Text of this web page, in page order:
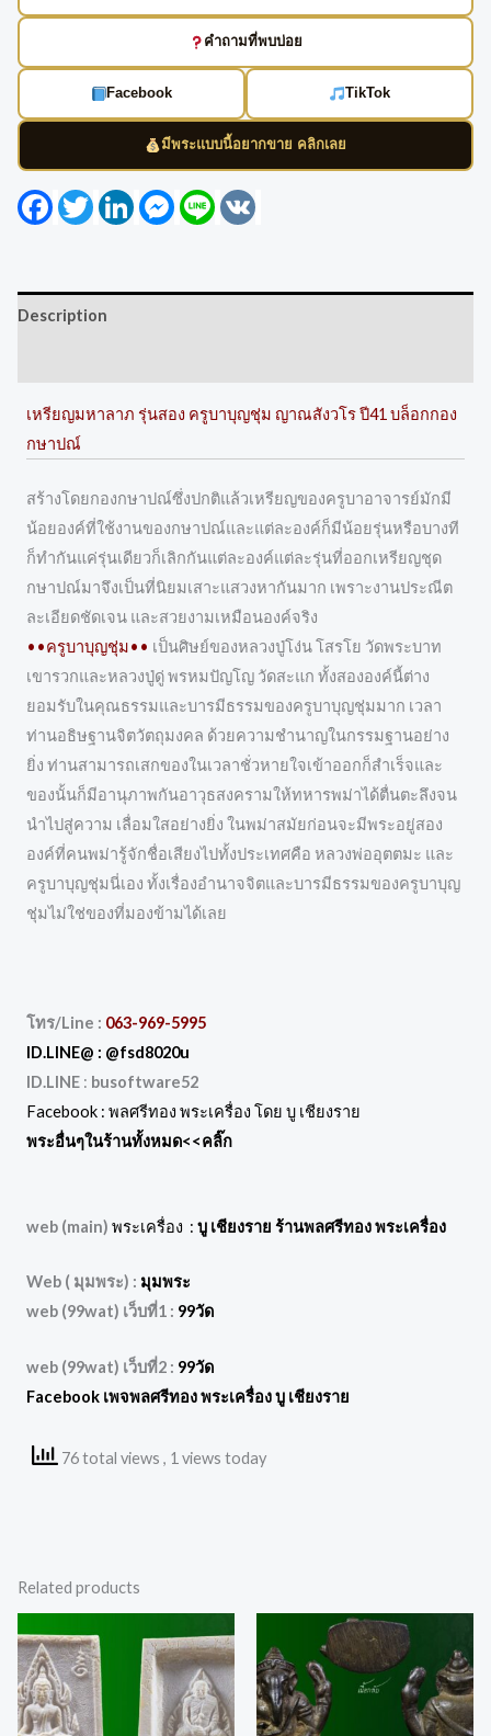
คำถามที่พบบ่อย
Facebook TikTok
มีพระแบบนี้อยากขาย คลิกเลย
FacebookTwitterLinkedInMessenger
Line
Description
เหรียญมหาลาภ รุ่นสอง ครูบาบุญชุ่ม ญาณสังวโร ปี41 บล็อกกอง
กษาปณ์
สร้างโดยกองกษาปณ์ซึ่งปกติแล้วเหรียญของครูบาอาจารย์มักมี
น้อยองค์ที่ใช้งานของกษาปณ์และแต่ละองค์ก็มีน้อยรุ่นหรือบางที
ก็ทำกันแค่รุ่นเดียวก็เลิกกันแต่ละองค์แต่ละรุ่นที่ออกเหรียญชุด
กษาปณ์มาจึงเป็นที่นิยมเสาะแสวงหากันมาก เพราะงานประณีต
ละเอียดชัดเจน และสวยงามเหมือนองค์จริง
••ครูบาบุญชุ่ม•• เป็นศิษย์ของหลวงปู่โง่น โสรโย วัดพระบาท
เขารวกและหลวงปู่ดู่ พรหมปัญโญ วัดสะแก ทั้งสององค์นี้ต่าง
ยอมรับในคุณธรรมและบารมีธรรมของครูบาบุญชุ่มมาก เวลา
ท่านอธิษฐานจิตวัตถุมงคล ด้วยความชำนาญในกรรมฐานอย่าง
ยิ่ง ท่านสามารถเสกของในเวลาชั่วหายใจเข้าออกก็สำเร็จและ
ของนั้นก็มีอานุภาพกันอาวุธสงครามให้ทหารพม่าได้ตื่นตะลึงจน
นำไปสู่ความ เลื่อมใสอย่างยิ่ง ในพม่าสมัยก่อนจะมีพระอยู่สอง
องค์ที่คนพม่ารู้จักชื่อเสียงไปทั้งประเทศคือ หลวงพ่ออุตตมะ และ
ครูบาบุญชุ่มนี่เอง ทั้งเรื่องอำนาจจิตและบารมีธรรมของครูบาบุญ
ชุ่มไม่ใช่ของที่มองข้ามได้เลย
โทร/Line : 063-969-5995
ID.LINE@ : @fsd8020u
ID.LINE : busoftware52
Facebook : พลศรีทอง พระเครื่อง โดย บู เชียงราย
พระอื่นๆในร้านทั้งหมด<<คลิ๊ก
web (main) พระเครื่อง : บู เชียงราย ร้านพลศรีทอง พระเครื่อง
Web ( มุมพระ) : มุมพระ
web (99wat) เว็บที่1 : 99วัด
web (99wat) เว็บที่2 : 99วัด
Facebook เพจพลศรีทอง พระเครื่อง บู เชียงราย
76 total views , 1 views today
Related products